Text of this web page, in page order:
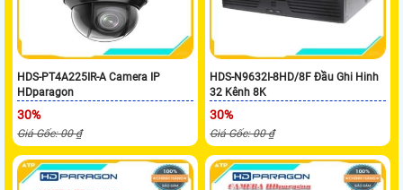
HDS-PT4A225IR-A Camera IP
HDparagon
30%
Giá Gốc: 00 ₫
HDS-N9632I-8HD/8F Đầu Ghi Hinh
32 Kênh 8K
30%
Giá Gốc: 00 ₫